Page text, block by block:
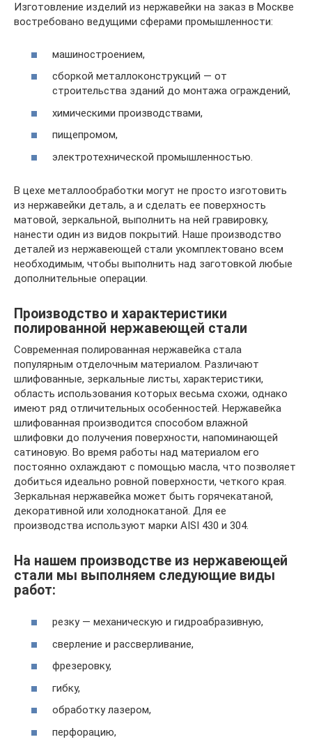
Изготовление изделий из нержавейки на заказ в Москве
востребовано ведущими сферами промышленности:
машиностроением,
сборкой металлоконструкций — от
строительства зданий до монтажа ограждений,
химическими производствами,
пищепромом,
электротехнической промышленностью.
В цехе металлообработки могут не просто изготовить
из нержавейки деталь, а и сделать ее поверхность
матовой, зеркальной, выполнить на ней гравировку,
нанести один из видов покрытий. Наше производство
деталей из нержавеющей стали укомплектовано всем
необходимым, чтобы выполнить над заготовкой любые
дополнительные операции.
Производство и характеристики
полированной нержавеющей стали
Современная полированная нержавейка стала
популярным отделочным материалом. Различают
шлифованные, зеркальные листы, характеристики,
область использования которых весьма схожи, однако
имеют ряд отличительных особенностей. Нержавейка
шлифованная производится способом влажной
шлифовки до получения поверхности, напоминающей
сатиновую. Во время работы над материалом его
постоянно охлаждают с помощью масла, что позволяет
добиться идеально ровной поверхности, четкого края.
Зеркальная нержавейка может быть горячекатаной,
декоративной или холоднокатаной. Для ее
производства используют марки AISI 430 и 304.
На нашем производстве из нержавеющей
стали мы выполняем следующие виды
работ:
резку — механическую и гидроабразивную,
сверление и рассверливание,
фрезеровку,
гибку,
обработку лазером,
перфорацию,